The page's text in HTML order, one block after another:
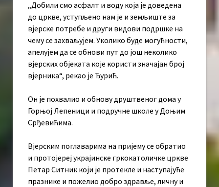
„Добили смо асфалт и воду која је доведена
до цркве, уступљено нам је и земљиште за
вјерске потребе и други видови подршке на
чему се захваљујем. Уколико буде могућности,
апелујем да се обнови пут до још неколико
вјерских објеката које користи значајан број
вјерника“, рекао је Ђурић.
Он је похвалио и обнову друштвеног дома у
Горњој Лепеници и подручне школе у Доњим
Срђевићима.
Вјерским поглаварима на пријему се обратио
и протојереј украјинске гркокатоличке цркве
Петар Ситник који је протекле и наступајуће
празнике и пожелио добро здравље, личну и